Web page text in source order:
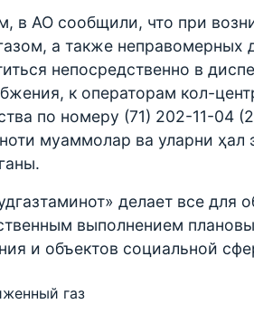
в АО сообщили, что при
а также неправомерных
непосредственно в
к операторам кол-
по номеру (71) 202-11-04
муаммолар ва уларни ҳал
делает все для
выполнением
и объектов социальной
газ